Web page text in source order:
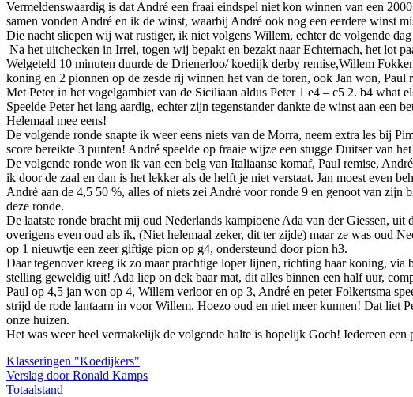
Vermeldenswaardig is dat André een fraai eindspel niet kon winnen van een
samen vonden André en ik de winst, waarbij André ook nog een eerdere winst
Die nacht sliepen wij wat rustiger, ik niet volgens Willem, echter de volgende
Na het uitchecken in Irrel, togen wij bepakt en bezakt naar Echternach, het lot
Welgeteld 10 minuten duurde de Drienerloo/ koedijk derby remise,Willem
koning en 2 pionnen op de zesde rij winnen het van de toren, ook Jan won, Paul
Met Peter in het vogelgambiet van de Siciliaan aldus Peter 1 e4 – c5 2. b4 what
Speelde Peter het lang aardig, echter zijn tegenstander dankte de winst aan
Helemaal mee eens!
De volgende ronde snapte ik weer eens niets van de Morra, neem extra les bij
score bereikte 3 punten! André speelde op fraaie wijze een stugge Duitser van
De volgende ronde won ik van een belg van Italiaanse komaf, Paul remise,
ik door de zaal en dan is het lekker als de helft je niet verstaat. Jan moest even
André aan de 4,5 50 %, alles of niets zei André voor ronde 9 en genoot van
deze ronde.
De laatste ronde bracht mij oud Nederlands kampioene Ada van der Giessen,
overigens even oud als ik, (Niet helemaal zeker, dit ter zijde) maar ze was oud
op 1 nieuwtje een zeer giftige pion op g4, ondersteund door pion h3.
Daar tegenover kreeg ik zo maar prachtige loper lijnen, richting haar koning,
stelling geweldig uit! Ada liep on dek baar mat, dit alles binnen een half uur,
Paul op 4,5 jan won op 4, Willem verloor en op 3, André en peter Folkertsma
strijd de rode lantaarn in voor Willem. Hoezo oud en niet meer kunnen! Dat liet
onze huizen.
Het was weer heel vermakelijk de volgende halte is hopelijk Goch! Iedereen een
Klasseringen "Koedijkers"
Verslag door Ronald Kamps
Totaalstand